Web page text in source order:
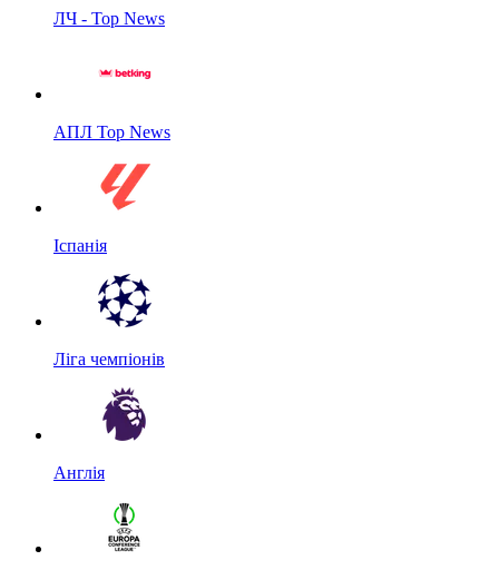
ЛЧ - Top News
АПЛ Top News
Іспанія
Ліга чемпіонів
Англія